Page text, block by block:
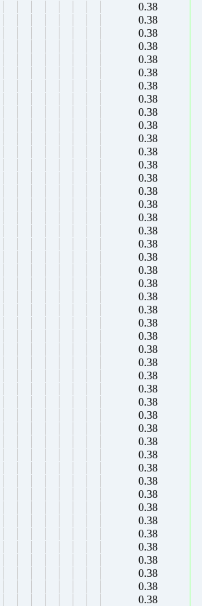
0.38
0.38
0.38
0.38
0.38
0.38
0.38
0.38
0.38
0.38
0.38
0.38
0.38
0.38
0.38
0.38
0.38
0.38
0.38
0.38
0.38
0.38
0.38
0.38
0.38
0.38
0.38
0.38
0.38
0.38
0.38
0.38
0.38
0.38
0.38
0.38
0.38
0.38
0.38
0.38
0.38
0.38
0.38
0.38
0.38
0.38